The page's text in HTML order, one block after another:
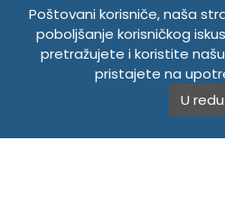
Politika o
Uslovi
Politika
Poštovani korisniče, naša
poboljšanje korisničkog
pretražujete i koristite
pristajete na
U redu